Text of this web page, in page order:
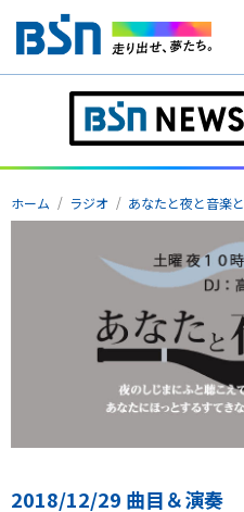
ホーム
テレビ
ラジオ
アナウンサー
イベント
ニュース
プレゼント
ホーム ラジオ あなたと夜と音楽と
2018/12/29 曲目＆演奏